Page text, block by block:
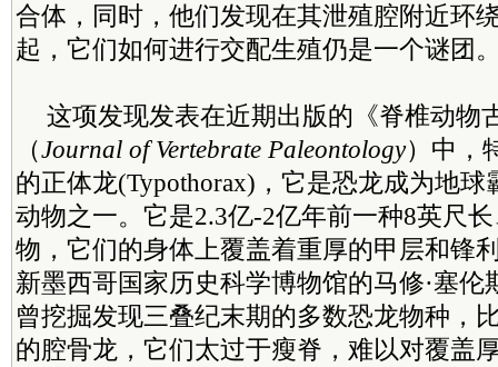
合体，同时，他们发现在其泄殖腔附近环
起，它们如何进行交配生殖仍是一个谜团
这项发现发表在近期出版的《脊椎动物
（Journal of Vertebrate Paleontology）中，
的正体龙(Typothorax)，它是恐龙成为地
动物之一。它是2.3亿-2亿年前一种8英尺
物，它们的身体上覆盖着重厚的甲层和锋
新墨西哥国家历史科学博物馆的马修·塞伦
曾挖掘发现三叠纪末期的多数恐龙物种，
的腔骨龙，它们太过于瘦脊，难以对覆盖